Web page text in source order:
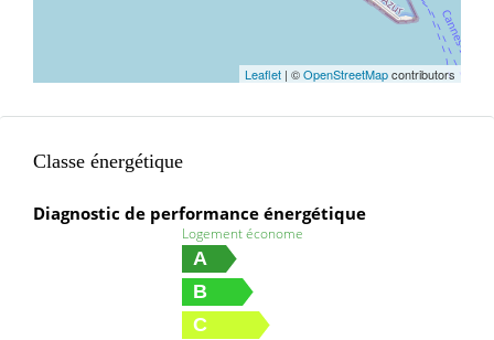
Leaflet | ©OpenStreetMapcontributors
Classe énergétique
Diagnostic de performance énergétique
Logement économe
A
B
C